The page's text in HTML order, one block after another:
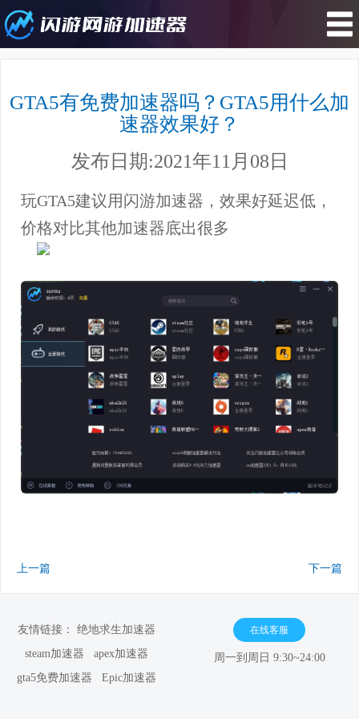
费加速器吗？GTA5用什么加速器效
GTA5有免费加速器吗？GTA5用什么加
速器效果好？
发布日期:2021年11月08日
玩GTA5建议用闪游加速器，效果好延迟低，
价格对比其他加速器底出很多
上一篇 下一篇
友情链接： 绝地求生加速器
steam加速器
apex加速器
gta5免费加速器
Epic加速器
在线客服
周一到周日 9:30~24:00